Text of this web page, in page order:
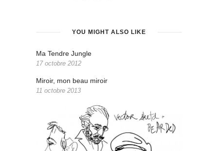
YOU MIGHT ALSO LIKE
Ma Tendre Jungle
17 octobre 2012
Miroir, mon beau miroir
11 octobre 2013